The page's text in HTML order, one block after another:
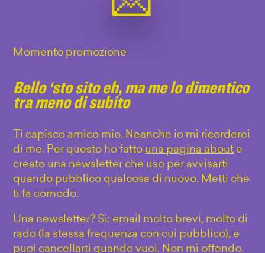
Momento promozione
Bello ‘sto sito eh, ma me lo dimentico
tra meno di subito
Ti capisco amico mio. Neanche io mi ricorderei
di me. Per questo ho fatto una pagina about e
creato una newsletter che uso per avvisarti
quando pubblico qualcosa di nuovo. Metti che
ti fa comodo.
Una newsletter? Sì: email molto brevi, molto di
rado (la stessa frequenza con cui pubblico), e
puoi cancellarti quando vuoi. Non mi offendo.